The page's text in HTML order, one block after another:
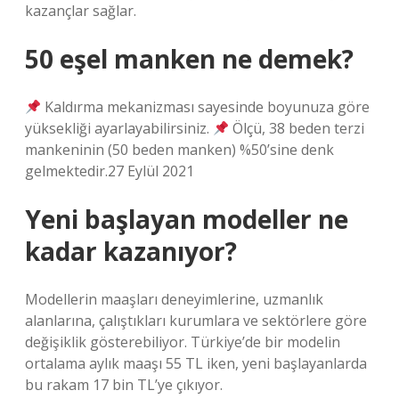
kazançlar sağlar.
50 eşel manken ne demek?
Kaldırma mekanizması sayesinde boyunuza göre
yüksekliği ayarlayabilirsiniz.
Ölçü, 38 beden terzi
mankeninin (50 beden manken) %50’sine denk
gelmektedir.27 Eylül 2021
Yeni başlayan modeller ne
kadar kazanıyor?
Modellerin maaşları deneyimlerine, uzmanlık
alanlarına, çalıştıkları kurumlara ve sektörlere göre
değişiklik gösterebiliyor. Türkiye’de bir modelin
ortalama aylık maaşı 55 TL iken, yeni başlayanlarda
bu rakam 17 bin TL’ye çıkıyor.